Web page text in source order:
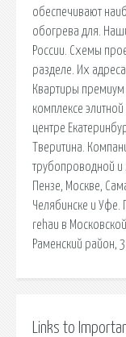
обеспечивают
обогрева для.
России. Схемы
разделе. Их
Квартиры
комплексе
центре
Тверитина.
трубопроводной и
Пензе, Москве,
Челябинске и
rehau в
Раменский район,
Links to